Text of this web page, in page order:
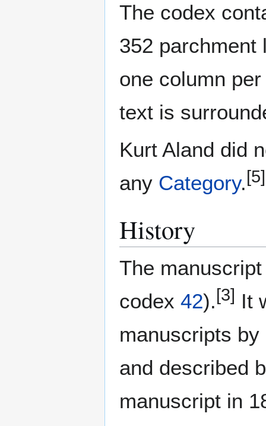
The codex
352 parchment
one column
text is
Kurt Aland did
any Category. [5]
History
The
codex 42). [3] It
manuscripts by
and described
manuscript in